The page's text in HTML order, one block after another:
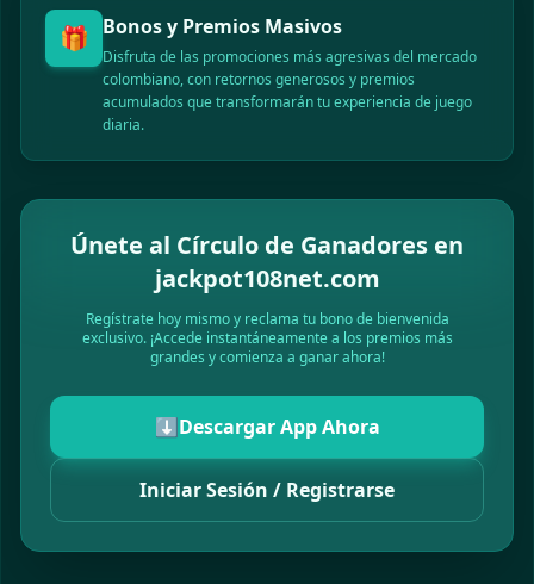
Lu** recibió un bono de 19,000 COP
Ca** retiró exitosamente 320,000 COP
An** ganó un premio de 47,000 COP
Se** recibió un bono de 10,000 COP
Di** retiró exitosamente 65,000 COP
Al** ganó un premio de 190,000 COP
🎁 Bonos y Premios Masivos
Disfruta de las promociones más agresivas del mercado
colombiano, con retornos generosos y premios
acumulados que transformarán tu experiencia de juego
diaria.
Únete al Círculo de Ganadores en
jackpot108net.com
Regístrate hoy mismo y reclama tu bono de bienvenida
exclusivo. ¡Accede instantáneamente a los premios más
grandes y comienza a ganar ahora!
⬇️ Descargar App Ahora
Iniciar Sesión / Registrarse